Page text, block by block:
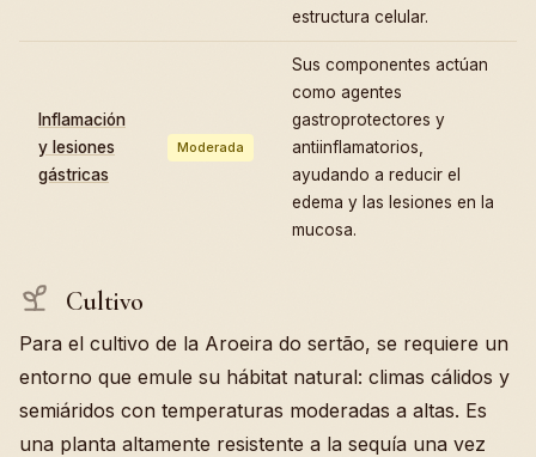
estructura celular.
Inflamación
y lesiones
gástricas
Moderada
Sus componentes actúan
como agentes
gastroprotectores y
antiinflamatorios,
ayudando a reducir el
edema y las lesiones en la
mucosa.
Cultivo
Para el cultivo de la Aroeira do sertão, se requiere un
entorno que emule su hábitat natural: climas cálidos y
semiáridos con temperaturas moderadas a altas. Es
una planta altamente resistente a la sequía una vez